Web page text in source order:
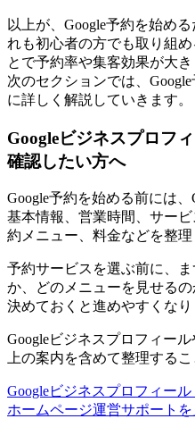
以上が、Google予約を始め
れも初心者の方でも取り組
とで予約率や集客効果が大き
次のセクションでは、
に詳しく解説していきます。
Googleビジネスプロフ
確認したい方へ
Google予約を始める前には
基本情報、営業時間、サー
約メニュー、料金などを整理
予約サービスを選ぶ前に、
か、どのメニューを見せる
決めておくと進めやすくなり
Googleビジネスプロフィー
上の案内を含めて整理するこ
Googleビジネスプロフィー
ホームページ運営サポートを